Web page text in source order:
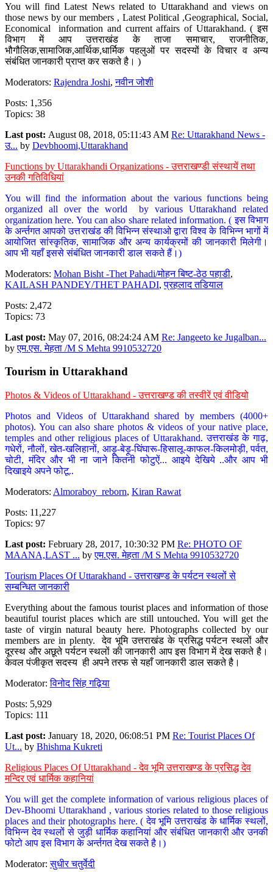
You will find Latest News related to Uttarakhand and views on
those news by our members , Latest Political ,Geographical, Social,
Economical information and current affairs of Uttarakhand. ( इस
विभाग में आप उत्तराखंड के ताजा समाचार, राजनीतिक,
भौगौलिक,सामाजिक,आर्थिक,धार्मिक पहलुओं पर सदस्यों के विचार व अन्य
संबंधित जानकारी प्राप्त कर सकते है। )
Moderators: Rajendra Joshi,नवीन जोशी
Posts: 1,356
Topics: 38
Last post: August 08, 2018, 05:11:43 AM Re: Uttarakhand News -
उ... by Devbhoomi,Uttarakhand
Functions by Uttarakhandi Organizations - उत्तराखण्डी संस्थायें तथा
उनकी गतिविधियां
You will find the information about the various functions being
organized all over the world by various Uttarakhand related
organization here. You can also share related information. ( इस विभाग
के अर्न्तगत आपको उत्तराखंड की विभिन्न संस्थाओ द्वारा विश्व के विभिन्न भागों में
आयोजित सांस्कृतिक, सामाजिक और अन्य कार्यक्रमों की जानकारी मिलेगी।
आप भी यहाँ इससे संबंधित जानकारी डाल सकते हैं।)
Moderators: Mohan Bisht -Thet Pahadi/मोहन बिष्ट-ठेठ पहाडी,
KAILASH PANDEY/THET PAHADI,प्रहलाद तडियाल
Posts: 2,472
Topics: 73
Last post: May 07, 2016, 08:24:24 AM Re: Jangeeto ke Jugalban...
byएम.एस. मेहता /M S Mehta 9910532720
Tourism in Uttarakhand
Photos & Videos of Uttarakhand - उत्तराखण्ड की तस्वीरें एवं वीडियो
Photos and Videos of Uttarakhand shared by members (4000+
photos). You can also share photos & videos of your native place,
temples and other religious places of Uttarakhand. उत्तराखंड के गाढ़,
गधेरों, नौलों, खेत-खलिहानों, आड़ू-बेड़ू-घिंघारू-हिसालू-काफल-किलमोड़ी, पर्वत,
चोटी, मंदिर और भी ना जाने कितनी फोटुऐं... आइये देखिये ..और आप भी
दिखाइये अपने फोटू..
Moderators: Almoraboy_reborn, Kiran Rawat
Posts: 11,227
Topics: 97
Last post: February 28, 2017, 10:30:32 PM Re: PHOTO OF
MAANA,LAST ... byएम.एस. मेहता /M S Mehta 9910532720
Tourism Places Of Uttarakhand - उत्तराखण्ड के पर्यटन स्थलों से
सम्बन्धित जानकारी
Everything about the famous tourist places and information of those
beautiful tourist places which are still untouched. You will get the
taste of virgin natural beauty here. Photographs collected by our
members are in plenty. देव भूमि उत्तराखंड के प्रसिद्ध पर्यटन स्थलों और
दूरस्थ और अछूते पर्यटन स्थलों की जानकारी आप इस विभाग में देख सकते है।
केवल पंजीकृत सदस्य ही अपने तरफ से यहाँ जानकारी डाल सकते है।
Moderator:विनोद सिंह गढ़िया
Posts: 5,929
Topics: 111
Last post: January 18, 2020, 06:08:51 PM Re: Tourist Places Of
Ut... by Bhishma Kukreti
Religious Places Of Uttarakhand - देव भूमि उत्तराखण्ड के प्रसिद्ध देव
मन्दिर एवं धार्मिक कहानियां
You will get the complete information of various religious places of
Dev-Bhoomi Uttarakhand , various stories related to those religious
places and their photographs here. ( देव भूमि उत्तराखंड के धार्मिक स्थलों,
विभिन्न देव स्थलों से जुड़ी धार्मिक कहानियां और संबंधित जानकारी और उनकी
फोटो आप इस विभाग के अर्न्तगत देख सकते है।)
Moderator:सुधीर चतुर्वेदी